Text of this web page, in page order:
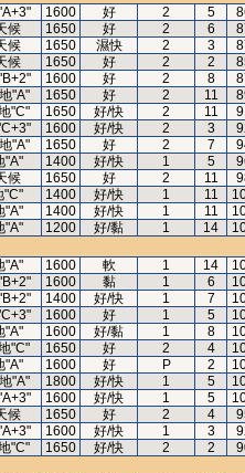
1600 好 2 5
候 1650 好 2 6
候 1650 濕快 2 3
候 1650 好 2 2
1600 好 2 8
"A" 1650 好 2 11
"C" 1650 好/快 2 11
1600 好/快 2 3
"A" 1650 好 2 7
"A" 1400 好/快 1 5
候 1650 好 2 11
"C" 1400 好/快 1 11
"A" 1400 好/快 1 11
"A" 1200 好/黏 1 14
"A" 1600 軟 1 14
1600 黏 1 6
1400 好/快 1 7
1600 好 1 5
"A" 1600 好/黏 1 8
"C" 1650 好 2 4
"A" 1600 好 P 2
"A" 1800 好/快 1 5
1600 好/快 1 5
候 1650 好 2 4
1600 好/快 1 3
"C" 1650 好/快 2 2